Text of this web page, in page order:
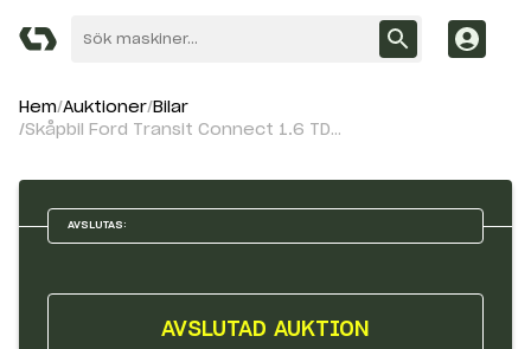
Hem Auktioner Bilar
Skåpbil Ford Transit Connect 1.6 TDCi
AVSLUTAS:
AVSLUTAD AUKTION